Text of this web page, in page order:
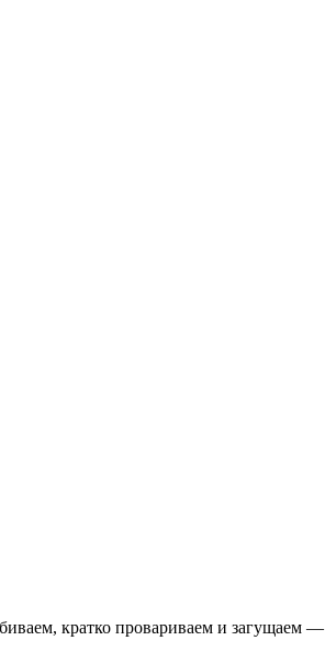
кратко провариваем и загущаем